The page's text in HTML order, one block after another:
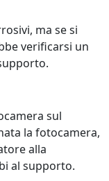
ma se si
verificarsi un
sul
la fotocamera,
alla
al supporto.